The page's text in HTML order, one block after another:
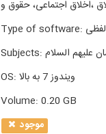
Type of software:
Subjects:علیهم السلام
OS:
ویندوز 7 به بالا
Volume:0.20 GB
موجود